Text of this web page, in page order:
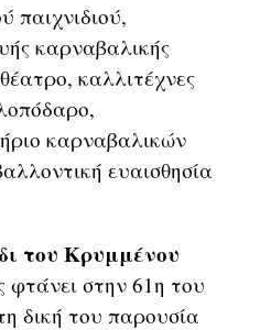
παιχνιδιού,
καρναβαλικής
καλλιτέχνες
καρναβαλικών
ευαισθησία
του Κρυμμένου
φτάνει στην 61η του
δική του παρουσία